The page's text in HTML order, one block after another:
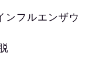
フルエンザウ